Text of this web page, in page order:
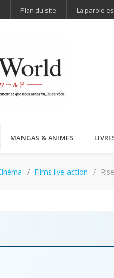
Plan du site La parole
MANGAS & ANIMES
Films live-action